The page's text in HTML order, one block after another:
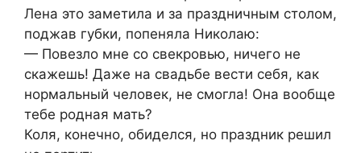
Лена это заметила и за праздничным столом,
поджав губки, попеняла Николаю:
— Повезло мне со свекровью, ничего не
скажешь! Даже на свадьбе вести себя, как
нормальный человек, не смогла! Она вообще
тебе родная мать?
Коля, конечно, обиделся, но праздник решил